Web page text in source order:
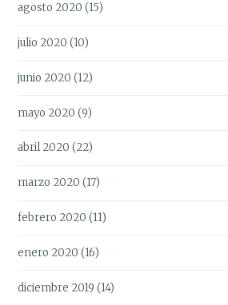
agosto 2020 (15)
julio 2020 (10)
junio 2020 (12)
mayo 2020 (9)
abril 2020 (22)
marzo 2020 (17)
febrero 2020 (11)
enero 2020 (16)
diciembre 2019 (14)